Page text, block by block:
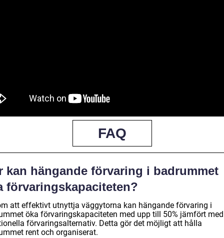
FAQ
kan hängande förvaring i badrummet
förvaringskapaciteten?
att effektivt utnyttja väggytorna kan hängande förvaring i
öka förvaringskapaciteten med upp till 50% jämfört med
förvaringsalternativ. Detta gör det möjligt att hålla
rent och organiserat.